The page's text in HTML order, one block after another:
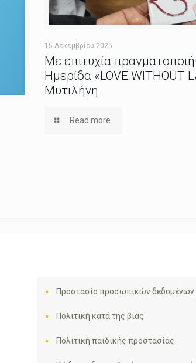
15 Δεκεμβρίου 2025
Με επιτυχία
Ημερίδα «LOVE WITHOUT
Μυτιλήνη
Read more
Προστασία προσωπικών δεδομένων
Πολιτική κατά της βίας
Πολιτική παιδικής προστασίας